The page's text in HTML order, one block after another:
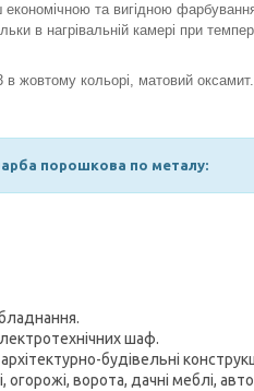
та вигідною
в нагрівальній камері при
жовтому кольорі, матовий оксамит.
порошкова по металу:
шаф.
будівельні
ворота, дачні меблі,